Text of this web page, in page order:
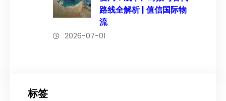
路线全解析 | 值信国际物
流
2026-07-01
标签